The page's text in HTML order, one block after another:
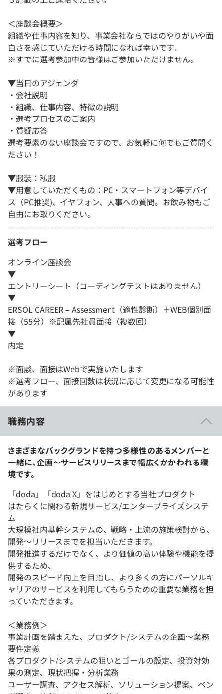
＜座談会概要＞
組織や仕事内容を知り、事業会社ならではのやりがいや面
白さを感じていただける時間になれば幸いです。
※すでに選考参加中の皆様はご参加いただけません。
▼当日のアジェンダ
・会社説明
・組織、仕事内容、特徴の説明
・選考プロセスのご案内
・質疑応答
選考要素のない座談会ですので、お気軽に何でもご質問く
ださい！
▼服装：私服
▼用意していただくもの：PC・スマートフォン等デバイ
ス（PC推奨)、イヤフォン、人事への質問。お飲み物もご
自由にお取りください。
選考フロー
オンライン座談会
▼
エントリーシート（コーディングテストはありません）
▼
ERSOL CAREER – Assessment（適性診断）＋WEB個別面
接（55分）※配属先社員面接（複数回）
▼
内定
※面談、面接はWebで実施いたします
※選考フロー、面接回数は状況に応じて変更になる可能性
があります
職務内容
さまざまなバックグランドを持つ多様性のあるメンバーと
一緒に、企画～サービスリリースまで幅広くかかわれる環
境です。
「doda」「doda X」をはじめとする当社プロダクト
はたらくに関わる新規サービス/エンタープライズシステ
ム
大規模社内基幹システムの、戦略・上流の施策検討から、
開発～リリースまでを担当いただきます。
開発推進するだけでなく、より価値の高い体験や機能を提
供するため、
開発のスピード向上を目指し、より多くの方にパーソルキ
ャリアのサービスを利用してもらうための重要な業務を担
っていただきます。
＜業務例＞
事業計画を踏まえた、プロダクト/システムの企画～業務
要件定義
各プロダクト/システムの狙いとゴールの設定、投資対効
果の測定、現状把握・分析業務
ユーザー調査、アクセス解析、ソリューション提案、ベン